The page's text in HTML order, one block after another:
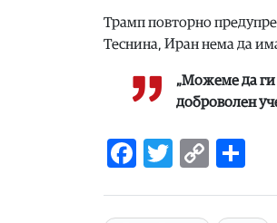
Трамп повторно
Теснина, Иран нема да
„Можеме да ги
доброволен
Facebook
Twitter
Copy